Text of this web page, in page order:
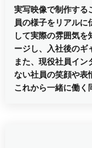
実写映像で制作する
員の様子をリアルに
して実際の雰囲気を
ージし、入社後のギ
また、現役社員イン
ない社員の笑顔や表
これから一緒に働く